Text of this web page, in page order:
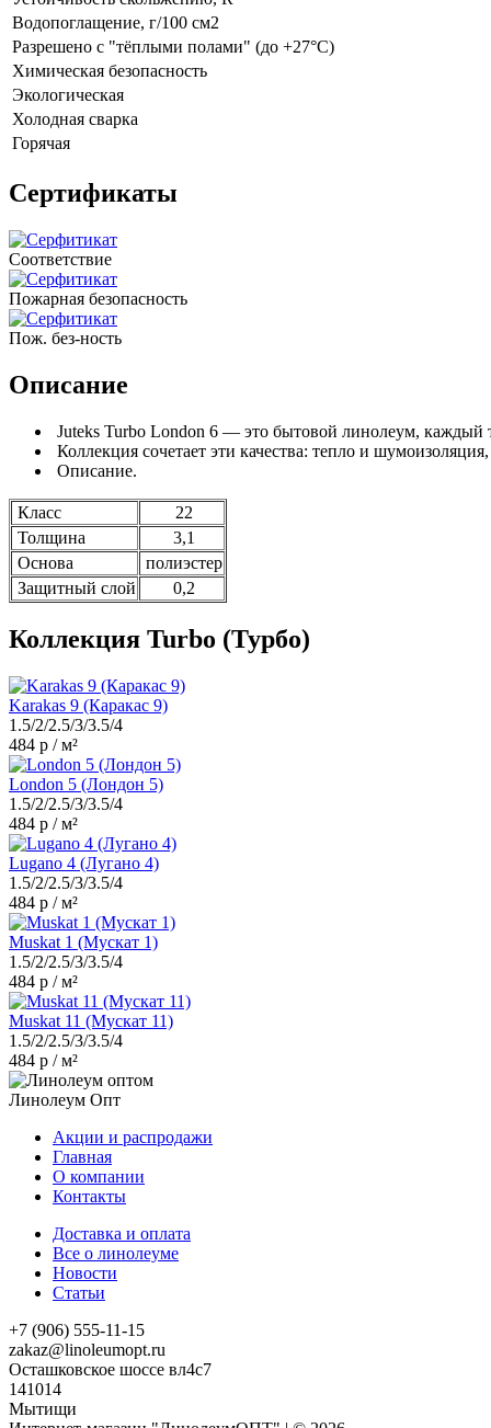
Водопоглащение, г/100 см2
Разрешено с "тёплыми полами" (до +27°C)
Химическая безопасность
Экологическая
Холодная сварка
Горячая
Сертификаты
Соответствие
Пожарная безопасность
Пож. без-ность
Описание
Juteks Turbo London 6 — это бытовой линолеум, каждый
Коллекция сочетает эти качества: тепло и
Описание.
Класс
22
Толщина
3,1
Основа
полиэстер
Защитный слой
0,2
Коллекция Turbo (Турбо)
Karakas 9 (Каракас 9)
1.5/2/2.5/3/3.5/4
484 р / м²
London 5 (Лондон 5)
1.5/2/2.5/3/3.5/4
484 р / м²
Lugano 4 (Лугано 4)
1.5/2/2.5/3/3.5/4
484 р / м²
Muskat 1 (Мускат 1)
1.5/2/2.5/3/3.5/4
484 р / м²
Muskat 11 (Мускат 11)
1.5/2/2.5/3/3.5/4
484 р / м²
Линолеум Опт
Акции и распродажи
Главная
О компании
Контакты
Доставка и оплата
Все о линолеуме
Новости
Статьи
+7 (906) 555-11-15
zakaz@linoleumopt.ru
Осташковское шоссе вл4с7
141014
Мытищи